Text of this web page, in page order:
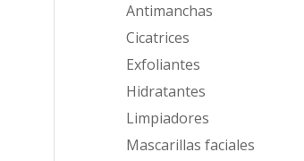
Antimanchas
Cicatrices
Exfoliantes
Hidratantes
Limpiadores
Mascarillas faciales